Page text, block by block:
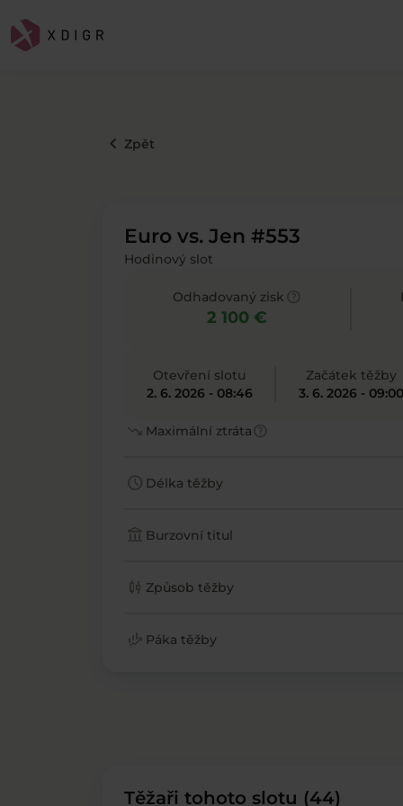
keyboard_arrow_left Zpět
Euro vs. Jen #553
Hodinový slot
Odhadovaný zisk
2 100 €
Otevření slotu
2. 6. 2026 - 08:46
Začátek těžby
3. 6. 2026 - 09:00
trending_down Maximální ztrátahelp
schedule Délka těžby
account_balance Burzovní titul
candlestick_chart Způsob těžby
finance_mode Páka těžby
Těžaři tohoto slotu (44)